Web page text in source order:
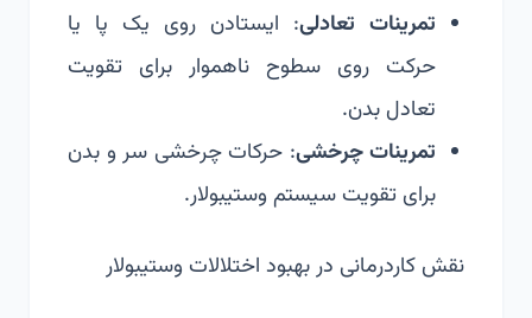
تمرینات تعادلی: ایستادن روی یک پا یا
حرکت روی سطوح ناهموار برای تقویت
تعادل بدن.
تمرینات چرخشی: حرکات چرخشی سر و بدن
برای تقویت سیستم وستیبولار.
نقش کاردرمانی در بهبود اختلالات وستیبولار